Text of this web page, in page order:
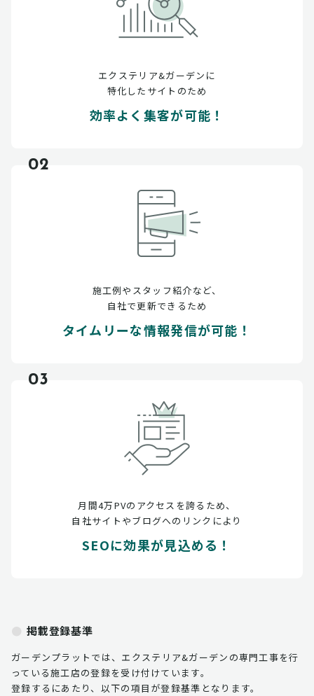
エクステリア&ガーデンに
特化したサイトのため
効率よく集客が可能！
02
施工例やスタッフ紹介など、
自社で更新できるため
タイムリーな情報発信が可能！
03
月間4万PVのアクセスを誇るため、
自社サイトやブログへのリンクにより
SEOに効果が見込める！
掲載登録基準
ガーデンプラットでは、エクステリア&ガーデンの専門工事を行
っている施工店の登録を受け付けています。
登録するにあたり、以下の項目が登録基準となります。